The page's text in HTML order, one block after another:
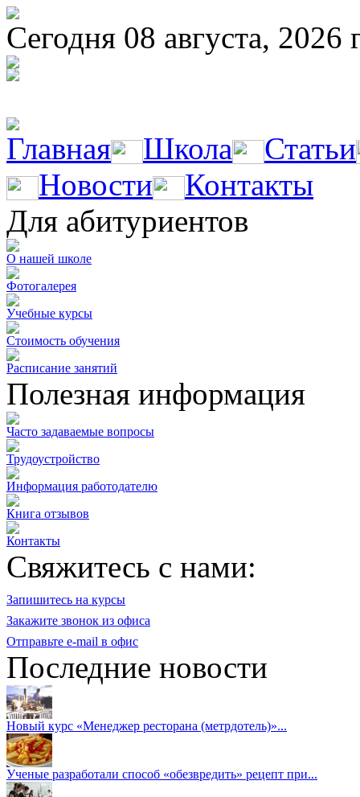
Сегодня 08 августа, 2026
Главная Школа
Статьи
Новости
Контакты
Для абитуриентов
О нашей школе
Фотогалерея
Учебные курсы
Стоимость обучения
Расписание занятий
Полезная информация
Часто задаваемые вопросы
Трудоустройство
Информация работодателю
Книга отзывов
Контакты
Свяжитесь с нами:
Запишитесь на курсы
Закажите звонок из офиса
Отправьте e-mail в офис
Последние новости
Новый курс «Менеджер ресторана (метрдотель)»...
Ученые разработали способ «обезвредить» рецепт при...